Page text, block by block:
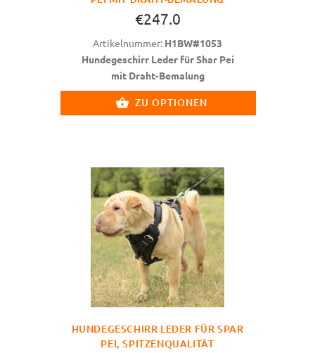
€247.0
Artikelnummer: H1BW#1053
Hundegeschirr Leder für Shar Pei
mit Draht-Bemalung
ZU OPTIONEN
HUNDEGESCHIRR LEDER FÜR SPAR
PEI, SPITZENQUALITÄT